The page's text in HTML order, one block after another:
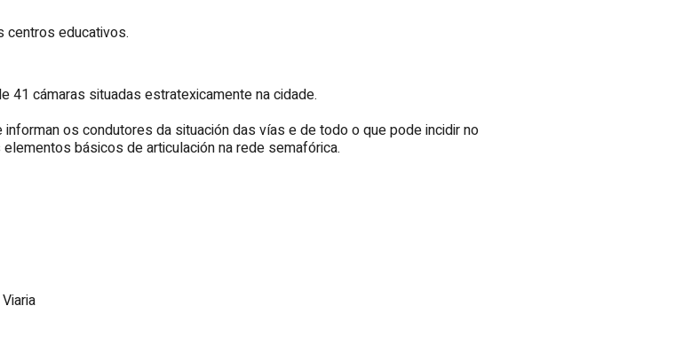
centros educativos.
cámaras situadas estratexicamente na cidade.
os condutores da situación das vías e de todo o que pode incidir no
básicos de articulación na rede semafórica.